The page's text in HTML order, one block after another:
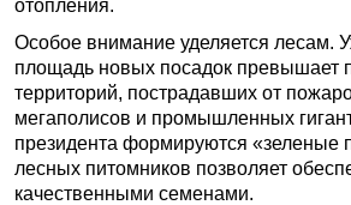
отопления.
Особое внимание уделяется лесам.
площадь новых посадок превышает
территорий, пострадавших от
мегаполисов и промышленных
президента формируются «зеленые
лесных питомников позволяет
качественными семенами.